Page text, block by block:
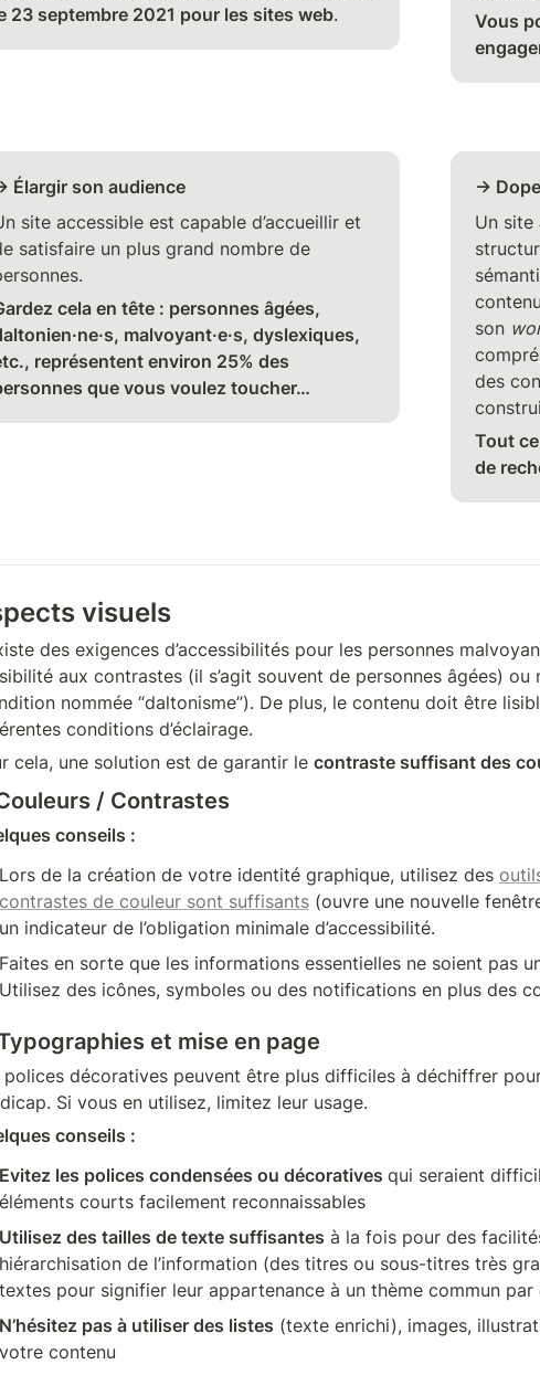
23 septembre 2021 pour les sites web.
Vous
Élargir son audience
site accessible est capable d’accueillir et
satisfaire un plus grand nombre de
cela en tête : personnes âgées,
malvoyant·e·s, dyslexiques,
représentent environ 25% des
que vous voulez toucher…
→
Un site
son
des
Tout
de
visuels
des exigences d’accessibilités pour les personnes
aux contrastes (il s’agit souvent de personnes âgées)
nommée “daltonisme”). De plus, le contenu doit être
conditions d’éclairage.
cela, une solution est de garantir le contraste suffisant des
/ Contrastes
conseils :
de la création de votre identité graphique, utilisez des
de couleur sont suffisants (ouvre une nouvelle
indicateur de l’obligation minimale d’accessibilité.
en sorte que les informations essentielles ne soient pas
des icônes, symboles ou des notifications en plus des
et mise en page
polices décoratives peuvent être plus difficiles à déchiffrer
Si vous en utilisez, limitez leur usage.
conseils :
les polices condensées ou décoratives qui seraient
courts facilement reconnaissables
des tailles de texte suffisantes à la fois pour des
de l’information (des titres ou sous-titres très
pour signifier leur appartenance à un thème commun par
pas à utiliser des listes (texte enrichi), images,
contenu